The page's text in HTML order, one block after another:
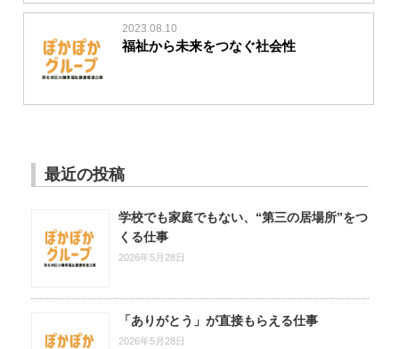
2023.08.10
福祉から未来をつなぐ社会性
最近の投稿
学校でも家庭でもない、“第三の居場所”をつ
くる仕事
2026年5月28日
「ありがとう」が直接もらえる仕事
2026年5月28日